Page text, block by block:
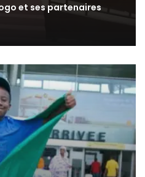
et ses partenaires